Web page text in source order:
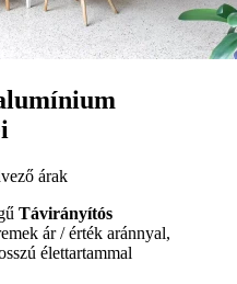
árak
Távirányítós
ár / érték aránnyal,
élettartammal